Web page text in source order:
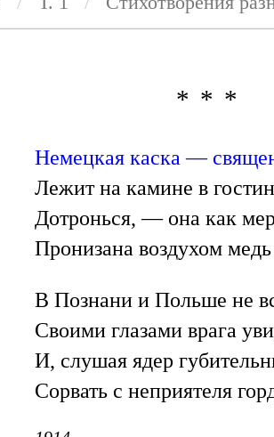
* * *
Немецкая каска —
Лежит на камине в
Дотронься, — она как
Пронизана воздухом
В Познани и Польше не
Своими глазами врага
И, слушая ядер
Сорвать с неприятеля